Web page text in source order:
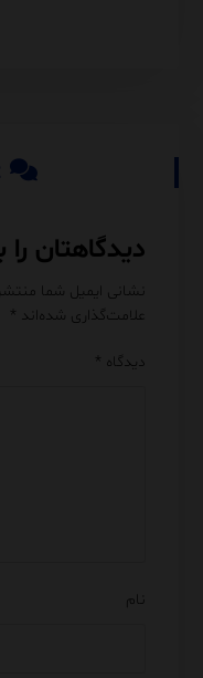
دیدگاهتان
نشانی ایمیل شما
علامت‌گذاری شده‌اند *
دیدگاه *
نام